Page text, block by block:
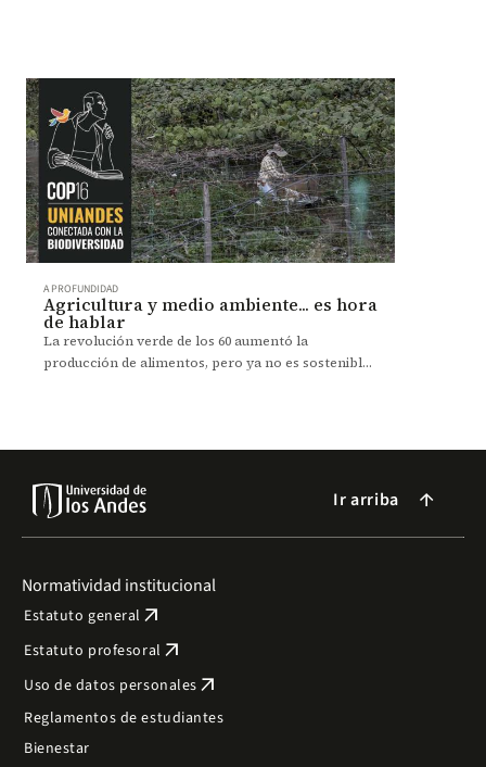
desafíos para la investigación.
A PROFUNDIDAD
Agricultura y medio ambiente... es hora
de hablar
La revolución verde de los 60 aumentó la
producción de alimentos, pero ya no es sostenible.
Ir arriba arrow_forward
Normatividad institucional
Estatuto general arrow_outward
Estatuto profesoral arrow_outward
Uso de datos personales arrow_outward
Reglamentos de estudiantes
Bienestar